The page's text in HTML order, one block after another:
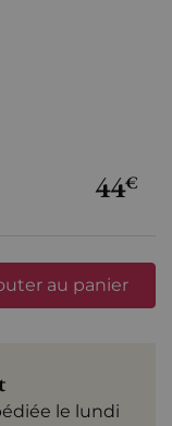
44€
au panier
le lundi